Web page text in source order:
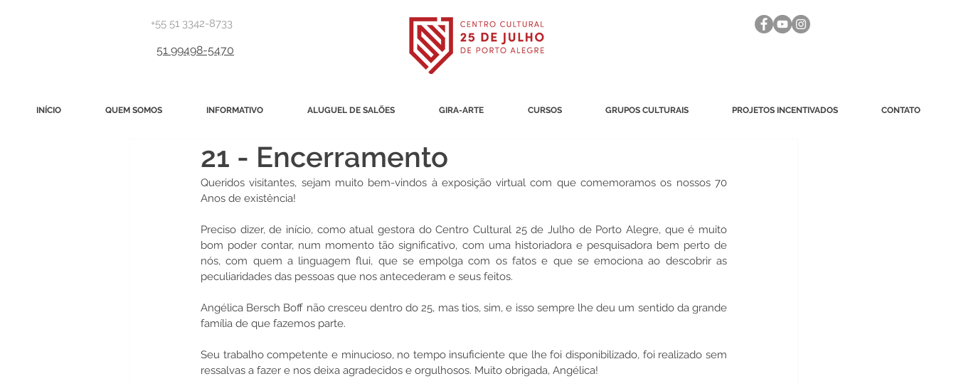
+55 51 3342-8733
51 99498-5470
INÍCIO QUEM SOMOS INFORMATIVO ALUGUEL DE SALÕES GIRA-ARTE CURSOS GRUPOS CULTURAIS PROJETOS INCENTIVADOS CONTATO
21 - Encerramento
Queridos visitantes, sejam muito bem-vindos à exposição virtual com que comemoramos os nossos 70
Anos de existência!
Preciso dizer, de início, como atual gestora do Centro Cultural 25 de Julho de Porto Alegre, que é muito
bom poder contar, num momento tão significativo, com uma historiadora e pesquisadora bem perto de
nós, com quem a linguagem flui, que se empolga com os fatos e que se emociona ao descobrir as
peculiaridades das pessoas que nos antecederam e seus feitos.
Angélica Bersch Boff não cresceu dentro do 25, mas tios, sim, e isso sempre lhe deu um sentido da grande
família de que fazemos parte.
Seu trabalho competente e minucioso, no tempo insuficiente que lhe foi disponibilizado, foi realizado sem
ressalvas a fazer e nos deixa agradecidos e orgulhosos. Muito obrigada, Angélica!